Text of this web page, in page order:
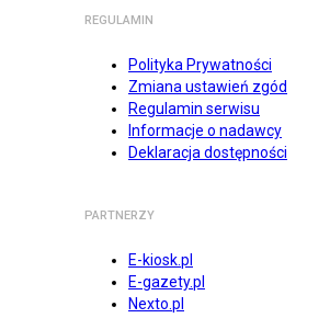
REGULAMIN
Polityka Prywatności
Zmiana ustawień zgód
Regulamin serwisu
Informacje o nadawcy
Deklaracja dostępności
PARTNERZY
E-kiosk.pl
E-gazety.pl
Nexto.pl